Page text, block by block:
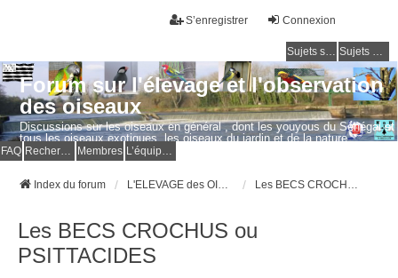
Connexion
S’enregistrer
Sujets sans réponse Sujets actifs
Forum sur l'élevage et l'observation
des oiseaux
Discussions sur les oiseaux en général , dont les youyous du Sénégal et
tous les oiseaux exotiques, les oiseaux du jardin et de la nature.
Questions, photos, expériences.
FAQ Membres
Index du forum
Les BECS CROCHUS ou
PSITTACIDES